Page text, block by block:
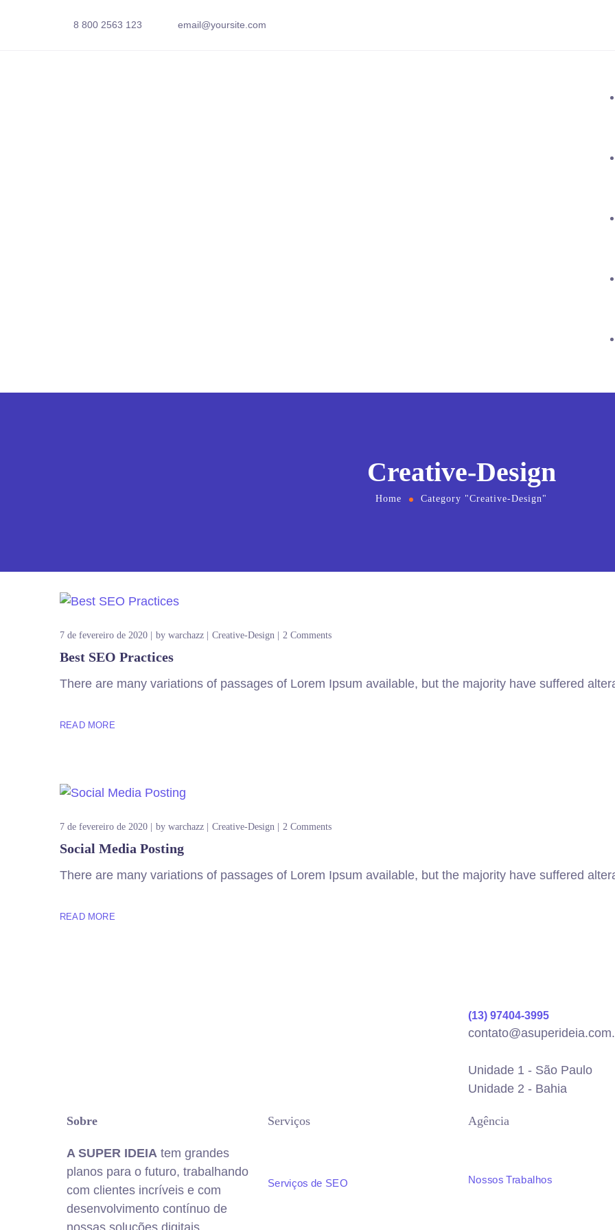
8 800 2563 123 email@yoursite.com
Creative-Design
Home Category "Creative-Design"
7 de fevereiro de 2020 by warchazz Creative-Design 2 Comments
Best SEO Practices
There are many variations of passages of Lorem Ipsum available, but the majority have suffered
READ MORE
7 de fevereiro de 2020 by warchazz Creative-Design 2 Comments
Social Media Posting
There are many variations of passages of Lorem Ipsum available, but the majority have suffered
READ MORE
(13) 97404-3995
Unidade 1 - São Paulo
Unidade 2 - Bahia
Sobre
A SUPER IDEIA tem grandes
planos para o futuro, trabalhando
com clientes incríveis e com
desenvolvimento contínuo de
nossas soluções digitais.
Serviços
Serviços de SEO
Agência
Nossos Trabalhos